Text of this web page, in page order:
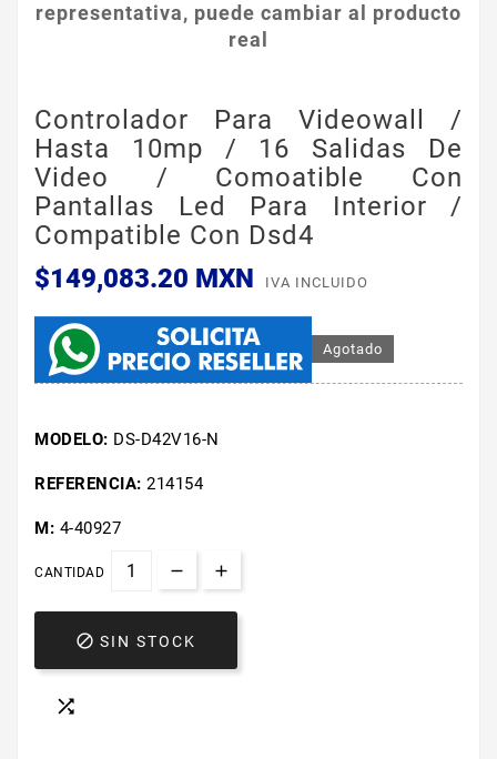
representativa, puede cambiar al producto
real
Controlador Para Videowall /
Hasta 10mp / 16 Salidas De
Video / Comoatible Con
Pantallas Led Para Interior /
Compatible Con Dsd4
$149,083.20 MXN
IVA INCLUIDO
Agotado
MODELO: DS-D42V16-N
REFERENCIA: 214154
M: 4-40927
CANTIDAD
 SIN STOCK
